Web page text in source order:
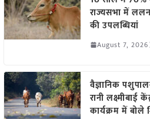
राज्यसभा में ललन
की उपलब्धियां
August 7, 2026
वैज्ञानिक
रानी लक्ष्मीबाई
कार्यक्रम में बोले